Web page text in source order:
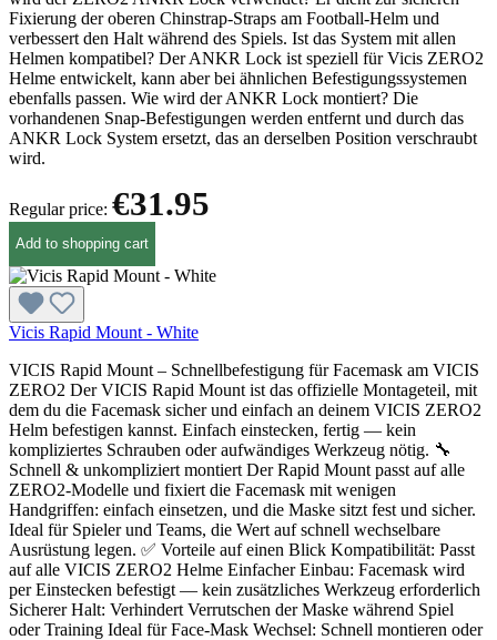
Fixierung der oberen Chinstrap-Straps am Football-Helm und
verbessert den Halt während des Spiels. Ist das System mit allen
Helmen kompatibel? Der ANKR Lock ist speziell für Vicis ZERO2
Helme entwickelt, kann aber bei ähnlichen Befestigungssystemen
ebenfalls passen. Wie wird der ANKR Lock montiert? Die
vorhandenen Snap-Befestigungen werden entfernt und durch das
ANKR Lock System ersetzt, das an derselben Position verschraubt
wird.
Regular price: €31.95
Add to shopping cart
Vicis Rapid Mount - White
VICIS Rapid Mount – Schnellbefestigung für Facemask am VICIS
ZERO2 Der VICIS Rapid Mount ist das offizielle Montageteil, mit
dem du die Facemask sicher und einfach an deinem VICIS ZERO2
Helm befestigen kannst. Einfach einstecken, fertig — kein
kompliziertes Schrauben oder aufwändiges Werkzeug nötig. 🔧
Schnell & unkompliziert montiert Der Rapid Mount passt auf alle
ZERO2-Modelle und fixiert die Facemask mit wenigen
Handgriffen: einfach einsetzen, und die Maske sitzt fest und sicher.
Ideal für Spieler und Teams, die Wert auf schnell wechselbare
Ausrüstung legen. ✅ Vorteile auf einen Blick Kompatibilität: Passt
auf alle VICIS ZERO2 Helme Einfacher Einbau: Facemask wird
per Einstecken befestigt — kein zusätzliches Werkzeug erforderlich
Sicherer Halt: Verhindert Verrutschen der Maske während Spiel
oder Training Ideal für Face-Mask Wechsel: Schnell montieren oder